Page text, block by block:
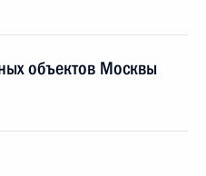
объектов Москвы